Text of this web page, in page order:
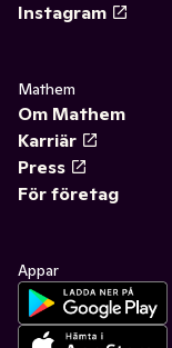
Instagram
Mathem
Om Mathem
Karriär
Press
För företag
Appar